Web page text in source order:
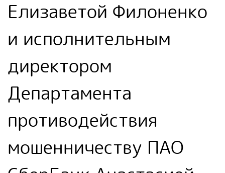
Елизаветой Филоненко
и исполнительным
директором
Департамента
противодействия
мошенничеству ПАО